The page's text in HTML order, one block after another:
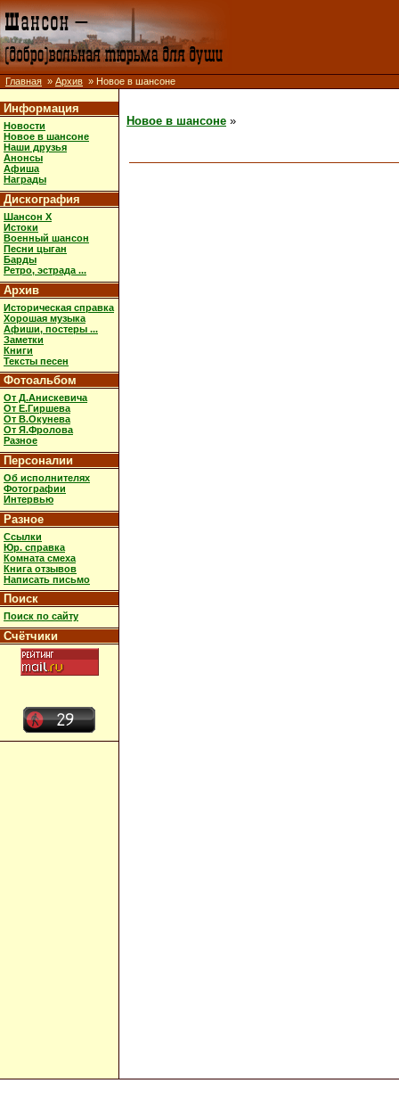
Главная » Архив » Новое в шансоне
Информация
Новости
Новое в шансоне
Наши друзья
Анонсы
Афиша
Награды
Дискография
Шансон X
Истоки
Военный шансон
Песни цыган
Барды
Ретро, эстрада ...
Архив
Историческая справка
Хорошая музыка
Афиши, постеры ...
Заметки
Книги
Тексты песен
Фотоальбом
От Д.Анискевича
От Е.Гиршева
От В.Окунева
От Я.Фролова
Разное
Персоналии
Об исполнителях
Фотографии
Интервью
Разное
Ссылки
Юр. справка
Комната смеха
Книга отзывов
Написать письмо
Поиск
Поиск по сайту
Счётчики
Новое в шансоне »